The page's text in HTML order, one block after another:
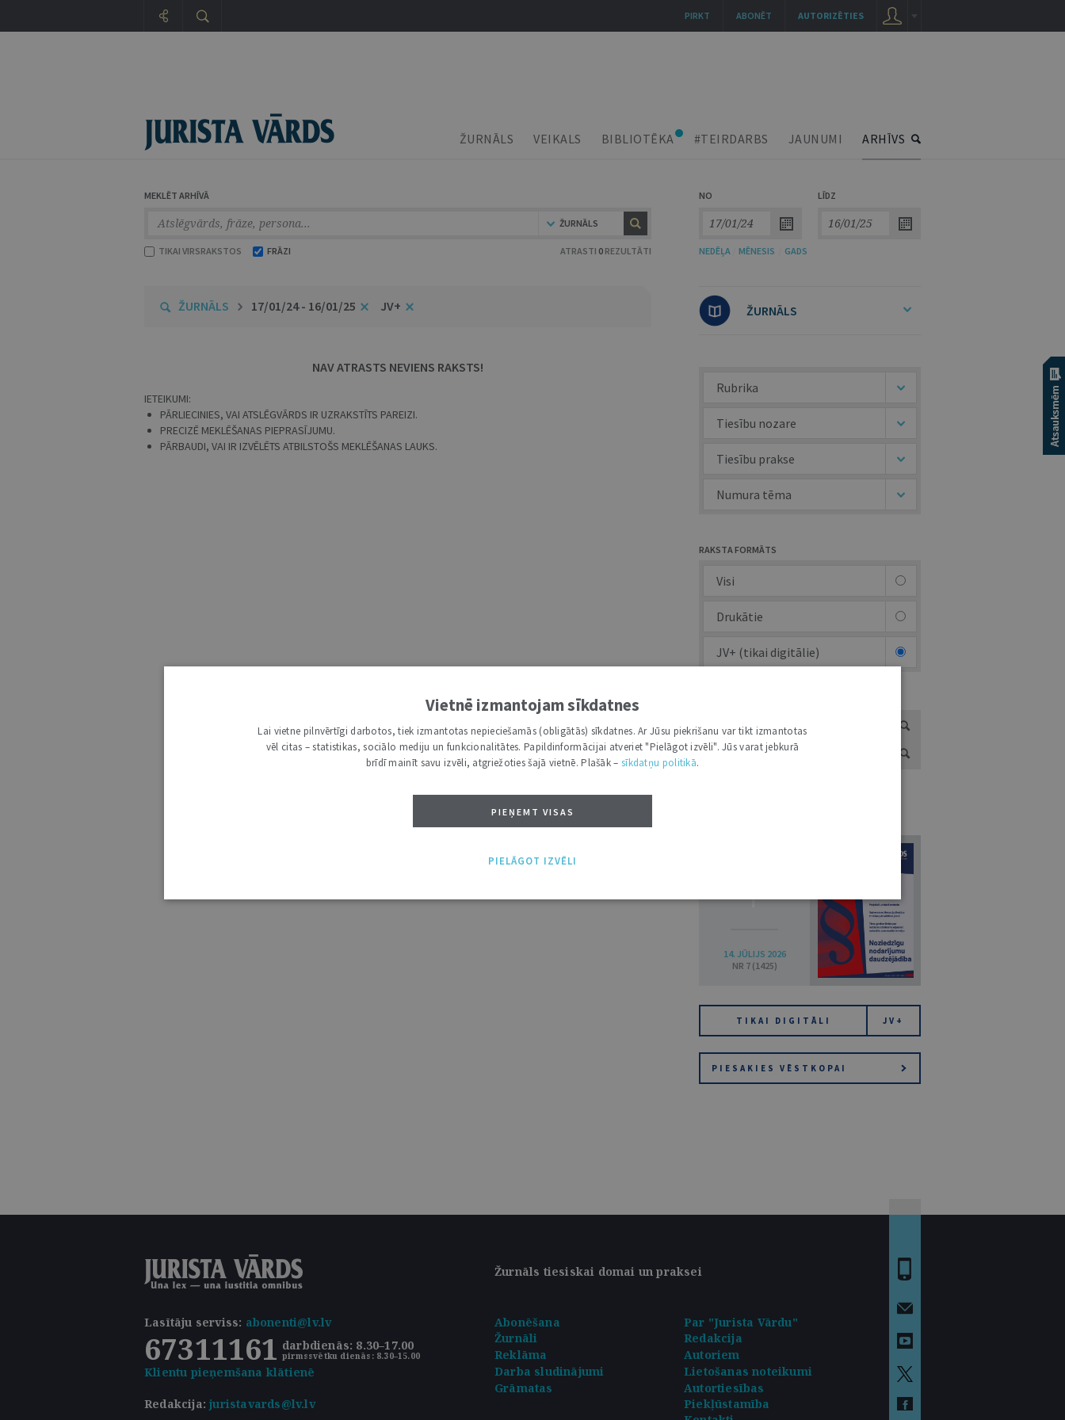
ŽURNĀLS VEIKALS BIBLIOTĒKA #TEIRDARBS JAUNUMI ARHĪVS
MEKLĒT ARHĪVĀ
ŽURNĀLS
TIKAI VIRSRAKSTOS FRĀZI ATRASTI 0 REZULTĀTI
NO LĪDZ
NEDĒĻA MĒNESIS GADS
ŽURNĀLS 17/01/24 - 16/01/25 JV+
NAV ATRASTS NEVIENS RAKSTS!
IETEIKUMI:
PĀRLIECINIES, VAI ATSLĒGVĀRDS IR UZRAKSTĪTS PAREIZI.
PRECIZĒ MEKLĒŠANAS PIEPRASĪJUMU.
PĀRBAUDI, VAI IR IZVĒLĒTS ATBILSTOŠS MEKLĒŠANAS LAUKS.
ŽURNĀLS
Rubrika
Tiesību nozare
Tiesību prakse
Numura tēma
RAKSTA FORMĀTS
Visi
Drukātie
JV+ (tikai digitālie)
7
14. JŪLIJS 2026
NR 7 (1425)
TIKAI DIGITĀLI JV+
PIESAKIES VĒSTKOPAI
Žurnāls tiesiskai domai un praksei
Lasītāju serviss: abonenti@lv.lv
67311161 darbdienās: 8.30–17.00
pirmssvētku dienās: 8.30–15.00
Klientu pieņemšana klātienē
Abonēšana
Par "Jurista Vārdu"
Žurnāli
Redakcija
Reklāma
Autoriem
Darba sludinājumi
Lietošanas noteikumi
Redakcija:juristavards@lv.lv
Grāmatas
Autortiesības
Piekļūstamība
AUTORIZĒTIES
ABONĒT
PIRKT
Vietnē izmantojam sīkdatnes
Lai vietne pilnvērtīgi darbotos, tiek izmantotas nepieciešamās (obligātās) sīkdatnes. Ar Jūsu piekrišanu var tikt izmantotas
vēl citas – statistikas, sociālo mediju un funkcionalitātes. Papildinformācijai atveriet "Pielāgot izvēli". Jūs varat jebkurā
brīdī mainīt savu izvēli, atgriežoties šajā vietnē. Plašāk – sīkdatņu politikā.
PIEŅEMT VISAS
PIELĀGOT IZVĒLI